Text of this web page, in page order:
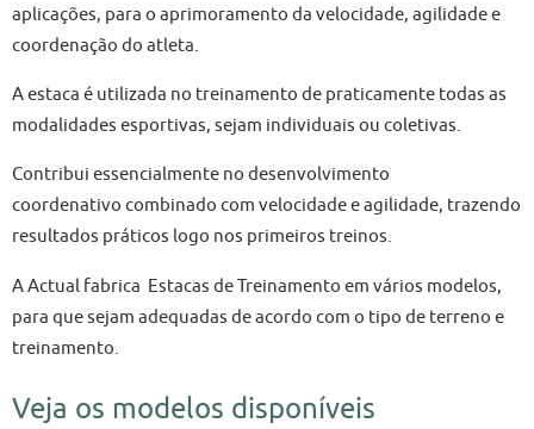
aplicações, para o aprimoramento da velocidade, agilidade e
coordenação do atleta.
A estaca é utilizada no treinamento de praticamente todas as
modalidades esportivas, sejam individuais ou coletivas.
Contribui essencialmente no desenvolvimento
coordenativo combinado com velocidade e agilidade, trazendo
resultados práticos logo nos primeiros treinos.
A Actual fabrica Estacas de Treinamento em vários modelos,
para que sejam adequadas de acordo com o tipo de terreno e
treinamento.
Veja os modelos disponíveis